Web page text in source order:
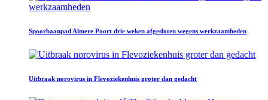
Spoorbaanpad Almere Poort drie weken afgesloten wegens werkzaamheden
Uitbraak norovirus in Flevoziekenhuis groter dan gedacht